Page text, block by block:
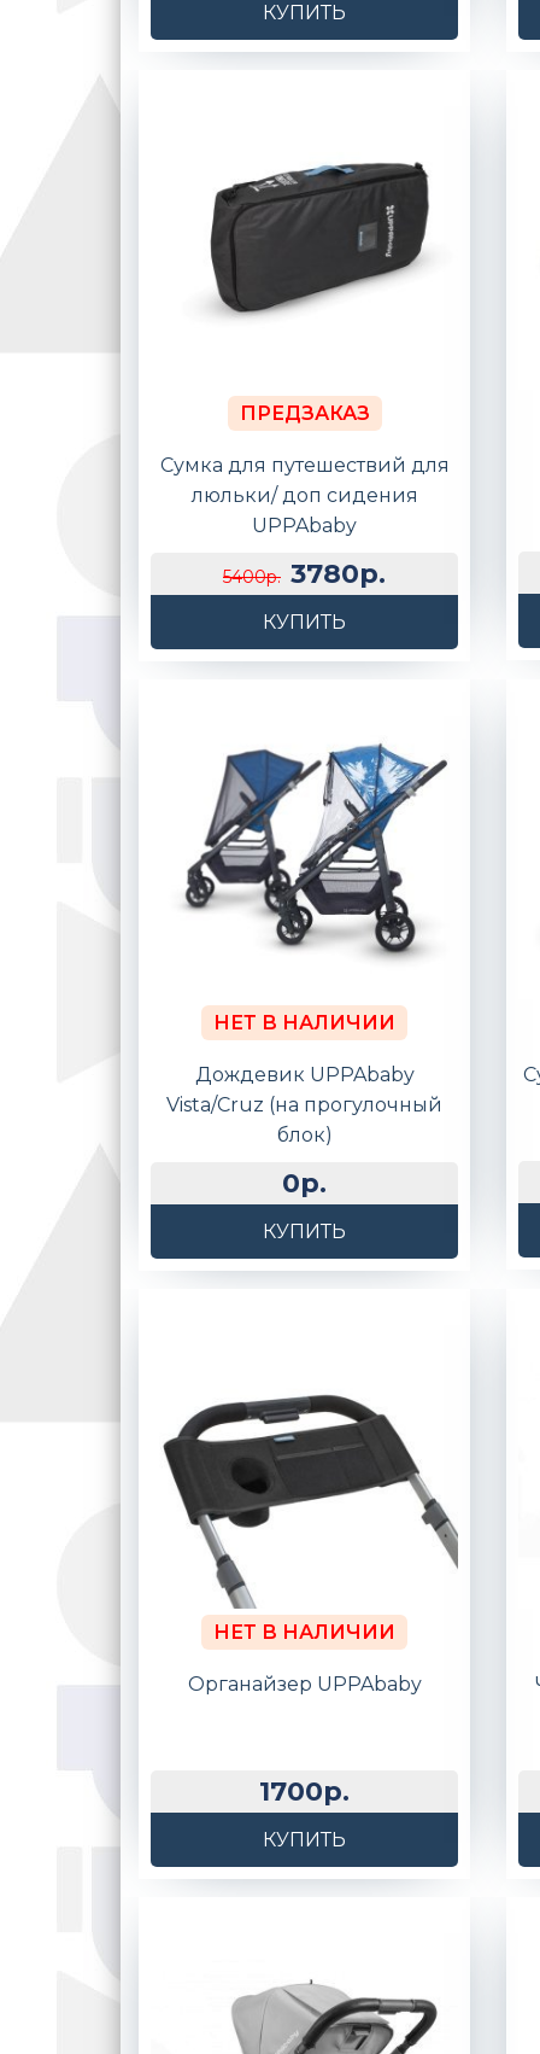
КУПИТЬ
ПРЕДЗАКАЗ
Сумка для путешествий для
люльки/ доп сидения
UPPAbaby
5400р. 3780р.
КУПИТЬ
НЕТ В НАЛИЧИИ
Дождевик UPPAbaby
Vista/Cruz (на прогулочный
блок)
0р.
КУПИТЬ
НЕТ В НАЛИЧИИ
Органайзер UPPAbaby
1700р.
КУПИТЬ